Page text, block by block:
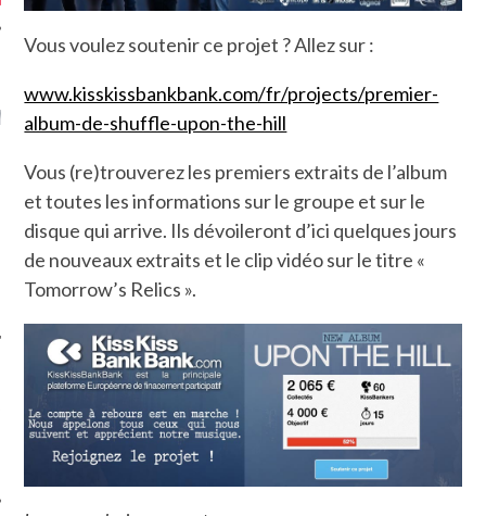
KARMA –
ANNIVERSAIRE
Vous voulez soutenir ce projet ? Allez sur :
www.kisskissbankbank.com/fr/projects/premier-
album-de-shuffle-upon-the-hill
Vous (re)trouverez les premiers extraits de l’album
et toutes les informations sur le groupe et sur le
disque qui arrive. Ils dévoileront d’ici quelques jours
de nouveaux extraits et le clip vidéo sur le titre «
Tomorrow’s Relics ».